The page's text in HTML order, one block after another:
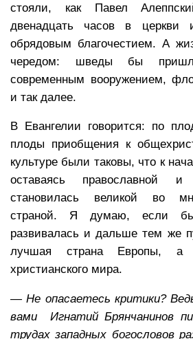
стояли, как Павел
двенадцать часов в церкви
обрядовым благочестием. А
чередом: шведы бы
современным вооружением,
и так далее.
В Евангелии говорится: по
плоды приобщения к
культуре были таковы, что к
оставаясь православной и
становилась великой во
страной. Я думаю, если
развивалась и дальше тем же
лучшая страна Европы, а
христианского мира.
— Не опасаетесь критики?
вами Игнатий Брянчанинов
трудах западных богословов